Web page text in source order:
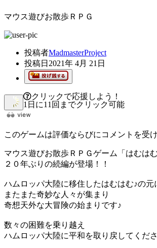
マウス遊びお散歩ＲＰＧ
投稿者MadmasterProject
投稿日 2021年 4月 21日
クリックで応援しよう！
1日に11回までクリック可能
このゲームは評価ならびにコメントを受
マウス遊びお散歩ＲＰＧゲーム「はむはむ
２０年ぶりの続編が登場！！
ハムロッパ大陸に移住したはむはむ♪の元
またまた奇妙な人々が集まり
奇想天外な大冒険の始まりです♪
数々の困難を乗り越え
ハムロッパ大陸に平和を取り戻してくだ